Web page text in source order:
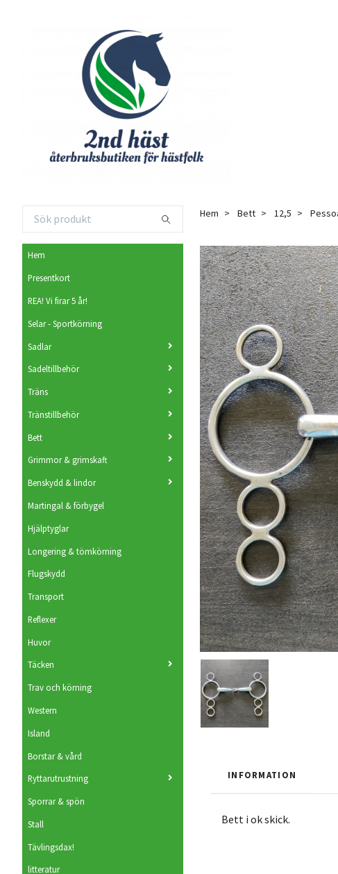
Hem
Presentkort
REA! Vi firar 5 år!
Selar - Sportkörning
Sadlar
Sadeltillbehör
Träns
Tränstillbehör
Bett
Grimmor & grimskaft
Benskydd & lindor
Martingal & förbygel
Hjälptyglar
Longering & tömkörning
Flugskydd
Transport
Reflexer
Huvor
Täcken
Trav och körning
Western
Island
Borstar & vård
Ryttarutrustning
Sporrar & spön
Stall
Tävlingsdax!
litteratur
Hem Bett 12,5
INFORMATION
Bett i ok skick.